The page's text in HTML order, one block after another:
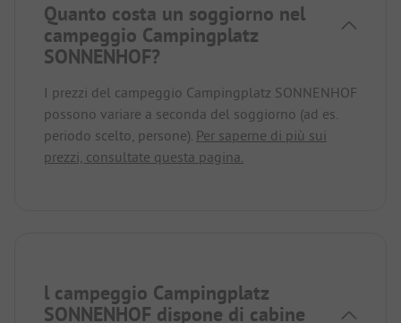
Quanto costa un soggiorno nel
campeggio Campingplatz
SONNENHOF?
I prezzi del campeggio Campingplatz SONNENHOF
possono variare a seconda del soggiorno (ad es.
periodo scelto, persone). Per saperne di più sui
prezzi, consultate questa pagina.
l campeggio Campingplatz
SONNENHOF dispone di cabine